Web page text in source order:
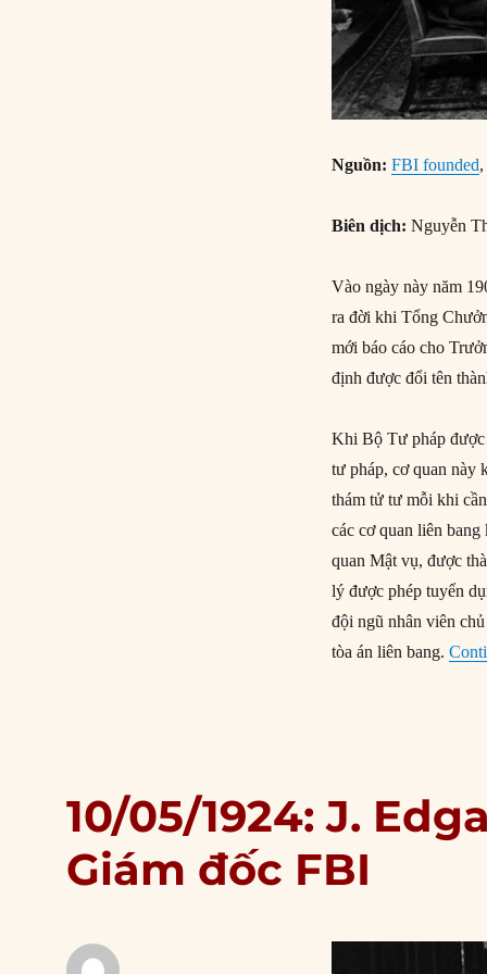
Nguồn:FBI founded,
Biên dịch: Nguyễn
Vào ngày này năm
ra đời khi Tổng
mới báo cáo cho
định được đổi tên
Khi Bộ Tư pháp được
tư pháp, cơ quan này
thám tử tư mỗi khi
các cơ quan liên
quan Mật vụ, được
lý được phép tuyển
đội ngũ nhân viên
tòa án liên bang.
10/05/1924: J.
Giám đốc FBI